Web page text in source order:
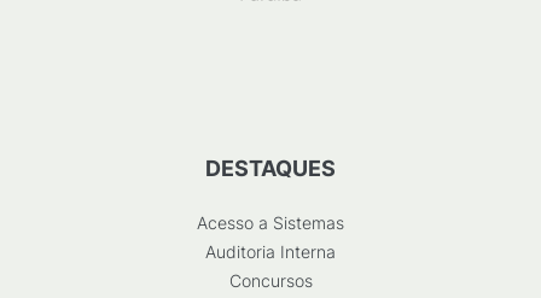
DESTAQUES
Acesso a Sistemas
Auditoria Interna
Concursos